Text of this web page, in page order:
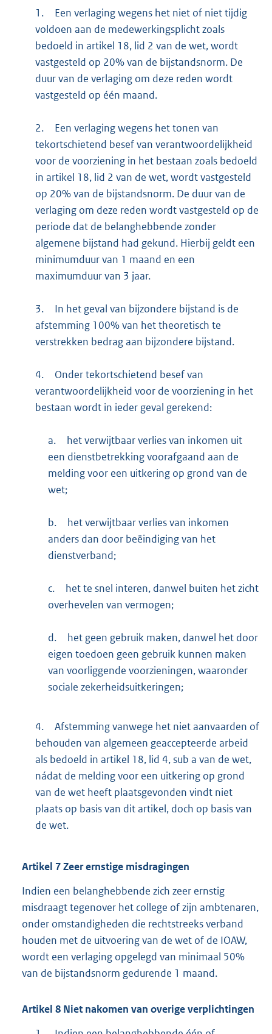
1.
Een verlaging wegens het niet of niet tijdig
voldoen aan de medewerkingsplicht zoals
bedoeld in artikel 18, lid 2 van de wet, wordt
vastgesteld op 20% van de bijstandsnorm. De
duur van de verlaging om deze reden wordt
vastgesteld op één maand.
2.
Een verlaging wegens het tonen van
tekortschietend besef van verantwoordelijkheid
voor de voorziening in het bestaan zoals bedoeld
in artikel 18, lid 2 van de wet, wordt vastgesteld
op 20% van de bijstandsnorm. De duur van de
verlaging om deze reden wordt vastgesteld op de
periode dat de belanghebbende zonder
algemene bijstand had gekund. Hierbij geldt een
minimumduur van 1 maand en een
maximumduur van 3 jaar.
3.
In het geval van bijzondere bijstand is de
afstemming 100% van het theoretisch te
verstrekken bedrag aan bijzondere bijstand.
4.
Onder tekortschietend besef van
verantwoordelijkheid voor de voorziening in het
bestaan wordt in ieder geval gerekend:
a.
het verwijtbaar verlies van inkomen uit
een dienstbetrekking voorafgaand aan de
melding voor een uitkering op grond van de
wet;
b.
het verwijtbaar verlies van inkomen
anders dan door beëindiging van het
dienstverband;
c.
het te snel interen, danwel buiten het zicht
overhevelen van vermogen;
d.
het geen gebruik maken, danwel het door
eigen toedoen geen gebruik kunnen maken
van voorliggende voorzieningen, waaronder
sociale zekerheidsuitkeringen;
4.
Afstemming vanwege het niet aanvaarden of
behouden van algemeen geaccepteerde arbeid
als bedoeld in artikel 18, lid 4, sub a van de wet,
nádat de melding voor een uitkering op grond
van de wet heeft plaatsgevonden vindt niet
plaats op basis van dit artikel, doch op basis van
de wet.
Artikel 7Zeer ernstige misdragingen
Indien een belanghebbende zich zeer ernstig
misdraagt tegenover het college of zijn ambtenaren,
onder omstandigheden die rechtstreeks verband
houden met de uitvoering van de wet of de IOAW,
wordt een verlaging opgelegd van minimaal 50%
van de bijstandsnorm gedurende 1 maand.
Artikel 8 Niet nakomen van overige verplichtingen